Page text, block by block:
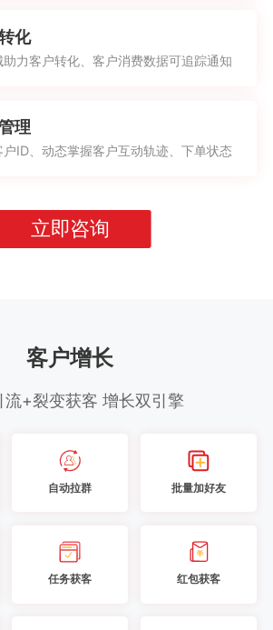
化
助力客户转化、客户消费数据可追踪通知
理
户ID、动态掌握客户互动轨迹、下单状态
立即咨询
客户增长
流+裂变获客 增长双引擎
自动拉群 批量加好友
任务获客 红包获客